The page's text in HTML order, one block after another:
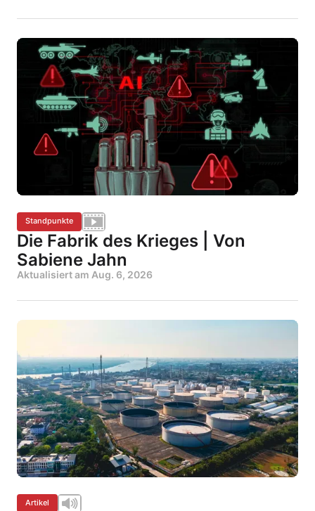
Standpunkte
Die Fabrik des Krieges | Von
Sabiene Jahn
Aktualisiert am Aug. 6, 2026
Artikel